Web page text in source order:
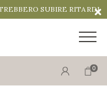
SUBIRE RITARDI
0